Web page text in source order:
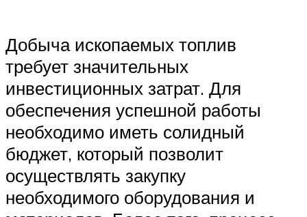
Добыча ископаемых топлив
требует значительных
инвестиционных затрат. Для
обеспечения успешной работы
необходимо иметь солидный
бюджет, который позволит
осуществлять закупку
необходимого оборудования и